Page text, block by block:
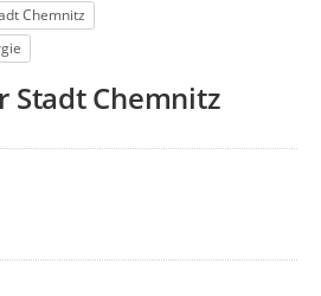
Chemnitz
Stadt Chemnitz